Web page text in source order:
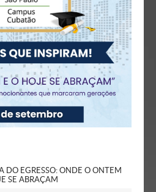
DO EGRESSO: ONDE O ONTEM
SE ABRAÇAM